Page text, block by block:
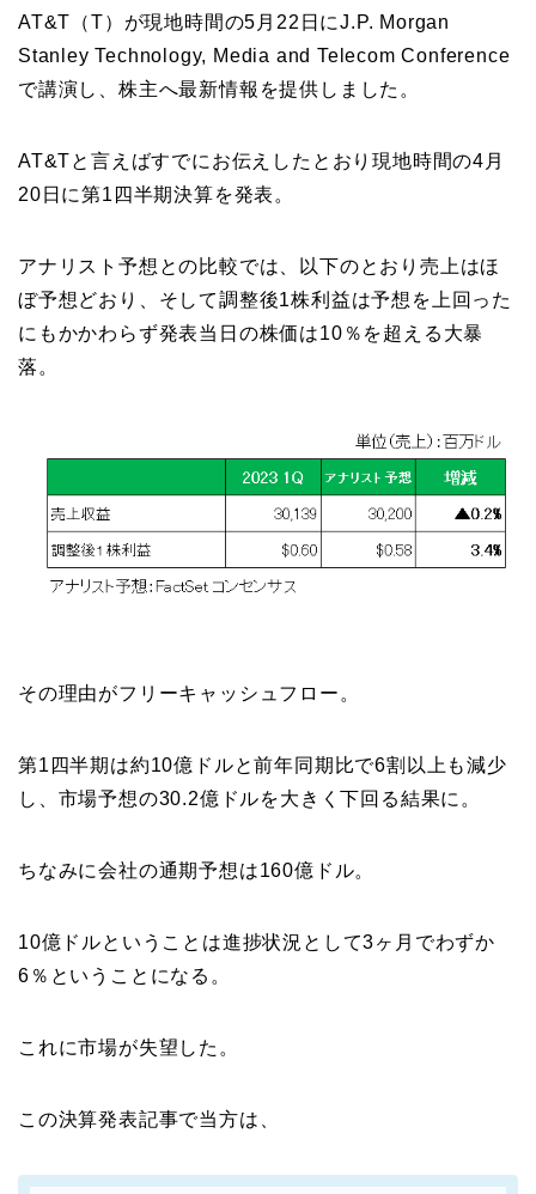
AT&T（T）が現地時間の5月22日にJ.P. Morgan
Stanley Technology, Media and Telecom Conference
で講演し、株主へ最新情報を提供しました。
AT&Tと言えばすでにお伝えしたとおり現地時間の4月
20日に第1四半期決算を発表。
アナリスト予想との比較では、以下のとおり売上はほ
ぼ予想どおり、そして調整後1株利益は予想を上回った
にもかかわらず発表当日の株価は10％を超える大暴
落。
その理由がフリーキャッシュフロー。
第1四半期は約10億ドルと前年同期比で6割以上も減少
し、市場予想の30.2億ドルを大きく下回る結果に。
ちなみに会社の通期予想は160億ドル。
10億ドルということは進捗状況として3ヶ月でわずか
6％ということになる。
これに市場が失望した。
この決算発表記事で当方は、